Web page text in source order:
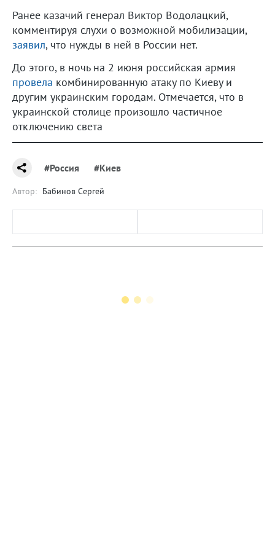
Ранее казачий генерал Виктор Водолацкий,
комментируя слухи о возможной мобилизации,
заявил, что нужды в ней в России нет.
До этого, в ночь на 2 июня российская армия
провела комбинированную атаку по Киеву и
другим украинским городам. Отмечается, что в
украинской столице произошло частичное
отключению света
#Россия #Киев
Автор: Бабинов Сергей